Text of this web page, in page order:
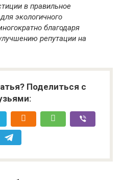
в правильное
экологичного
благодаря
репутации на
Поделиться с